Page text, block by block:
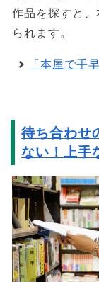
作品を探すと
られます。
「本屋で手
待ち合わせ
ない！上手